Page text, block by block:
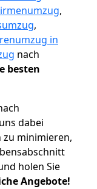
,
,
in
nach
besten
dabei
zu minimieren,
holen Sie
Angebote!